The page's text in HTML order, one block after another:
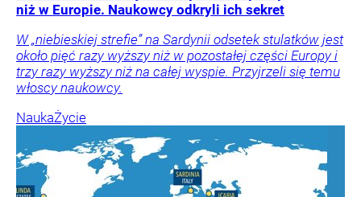
niż w Europie. Naukowcy odkryli ich sekret
W „niebieskiej strefie” na Sardynii odsetek stulatków jest
około pięć razy wyższy niż w pozostałej części Europy i
trzy razy wyższy niż na całej wyspie. Przyjrzeli się temu
włoscy naukowcy.
NaukaŻycie